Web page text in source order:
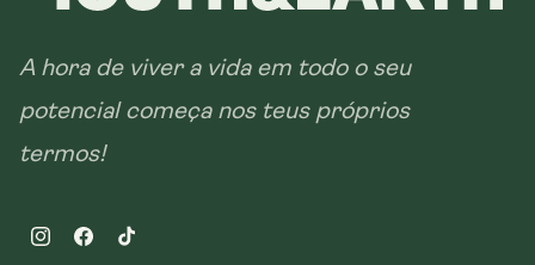
A hora de viver a vida em todo o seu
potencial começa nos teus próprios
termos!
InstagramFacebookTikTok